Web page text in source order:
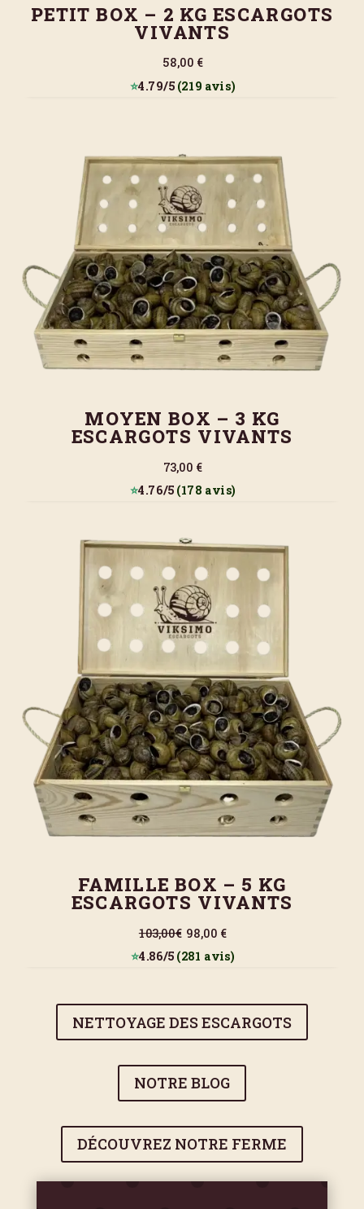
PETIT BOX – 2 KG ESCARGOTS
VIVANTS
58,00 €
⭐4.79/5(219 avis)
MOYEN BOX – 3 KG
ESCARGOTS VIVANTS
73,00 €
⭐4.76/5(178 avis)
FAMILLE BOX – 5 KG
ESCARGOTS VIVANTS
103,00€98,00 €
⭐4.86/5(281 avis)
NETTOYAGE DES ESCARGOTS
NOTRE BLOG
DÉCOUVREZ NOTRE FERME